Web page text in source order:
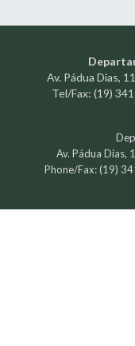
Av. Pádua Dias,
Tel/Fax: (19)
Av. Pádua Dias,
Phone/Fax: (19)